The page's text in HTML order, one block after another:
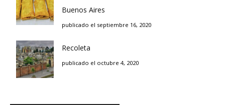
Buenos Aires
publicado el septiembre 16, 2020
Recoleta
publicado el octubre 4, 2020